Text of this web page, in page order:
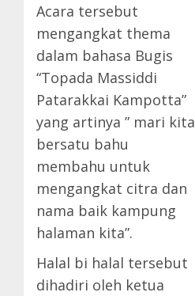
Acara tersebut
mengangkat thema
dalam bahasa Bugis
“Topada Massiddi
Patarakkai Kampotta”
yang artinya ” mari kita
bersatu bahu
membahu untuk
mengangkat citra dan
nama baik kampung
halaman kita”.
Halal bi halal tersebut
dihadiri oleh ketua